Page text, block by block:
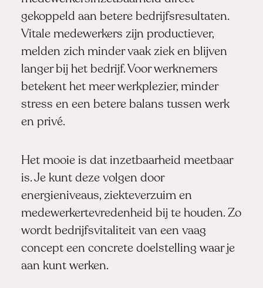
gekoppeld aan betere bedrijfsresultaten.
Vitale medewerkers zijn productiever,
melden zich minder vaak ziek en blijven
langer bij het bedrijf. Voor werknemers
betekent het meer werkplezier, minder
stress en een betere balans tussen werk
en privé.
Het mooie is dat inzetbaarheid meetbaar
is. Je kunt deze volgen door
energieniveaus, ziekteverzuim en
medewerkertevredenheid bij te houden. Zo
wordt bedrijfsvitaliteit van een vaag
concept een concrete doelstelling waar je
aan kunt werken.